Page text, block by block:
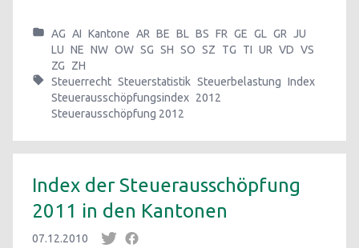
AG AI Kantone AR BE BL BS FR GE GL GR JU
LU NE NW OW SG SH SO SZ TG TI UR VD VS
ZG
ZH
Steuerrecht Steuerstatistik Steuerbelastung Index
Steuerausschöpfungsindex 2012
Steuerausschöpfung 2012
Index der Steuerausschöpfung
2011 in den Kantonen
07.12.2010